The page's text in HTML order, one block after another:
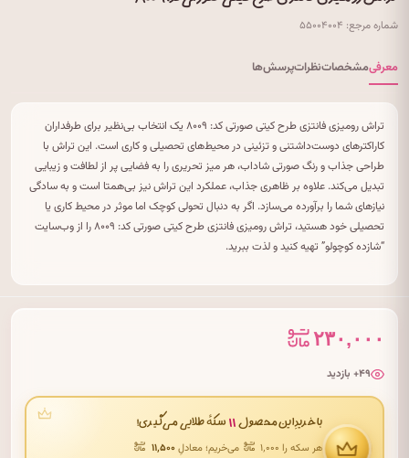
شماره مرجع: ۵۵۰۰۴۰۰۴
معرفیمشخصاتنظراتپرسش‌ها
تراش رومیزی فانتزی طرح کیتی صورتی کد: ۸۰۰۹ یک انتخاب بی‌نظیر برای طرفداران
کاراکترهای دوست‌داشتنی و تزئینی در محیط‌های تحصیلی و کاری است. این تراش با
طراحی جذاب و رنگ صورتی شاداب، هر میز تحریری را به فضایی پر از لطافت و زیبایی
تبدیل می‌کند. علاوه بر ظاهری جذاب، عملکرد این تراش نیز بی‌همتا است و به سادگی
نیازهای شما را برآورده می‌سازد. اگر به دنبال تحولی کوچک اما موثر در محیط کاری یا
تحصیلی خود هستید، تراش رومیزی فانتزی طرح کیتی صورتی کد: ۸۰۰۹ را از وب‌سایت
“شازده کوچولو” تهیه کنید و لذت ببرید.
۲۳۰,۰۰۰
۴۹+ بازدید
با خریدِ این محصول ۱۱ سکهٔ طلایی می‌گیری!
هر سکه را ۱٬۰۰۰ می‌خریم؛ معادلِ۱۱٬۵۰۰